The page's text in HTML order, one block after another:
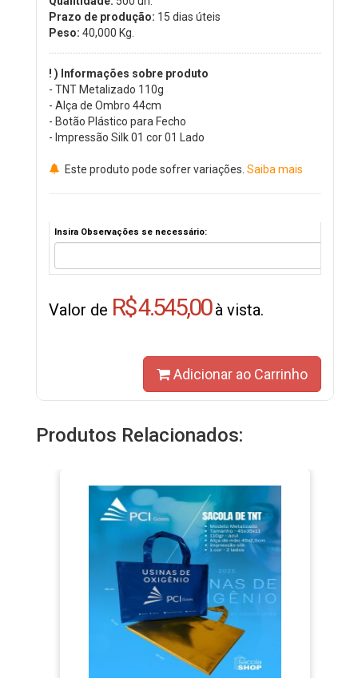
Prazo de produção: 15 dias úteis
Peso: 40,000 Kg.
! ) Informações sobre produto
- TNT Metalizado 110g
- Alça de Ombro 44cm
- Botão Plástico para Fecho
- Impressão Silk 01 cor 01 Lado
Este produto pode sofrer variações. Saiba mais
Insira Observações se necessário:
Valor de R$ 4.545,00à vista.
Adicionar ao Carrinho
Produtos Relacionados: